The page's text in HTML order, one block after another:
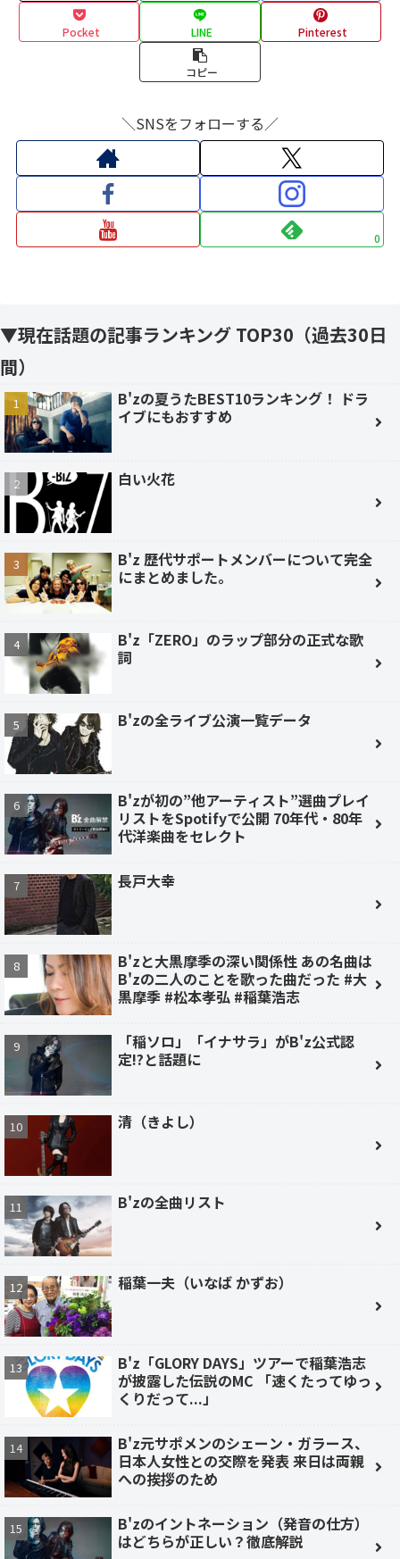
Pocket LINE Pinterest
コピー
＼SNSをフォローする／
0
▼現在話題の記事ランキング TOP30（過去30日
間）
B'zの夏うたBEST10ランキング！ ドラ
イブにもおすすめ
白い火花
B'z 歴代サポートメンバーについて完全
にまとめました。
B'z「ZERO」のラップ部分の正式な歌
詞
B'zの全ライブ公演一覧データ
B'zが初の”他アーティスト”選曲プレイ
リストをSpotifyで公開 70年代・80年
代洋楽曲をセレクト
長戸大幸
B'zと大黒摩季の深い関係性 あの名曲は
B'zの二人のことを歌った曲だった #大
黒摩季 #松本孝弘 #稲葉浩志
「稲ソロ」「イナサラ」がB'z公式認
定!?と話題に
清（きよし）
B'zの全曲リスト
稲葉一夫（いなば かずお）
B'z「GLORY DAYS」ツアーで稲葉浩志
が披露した伝説のMC 「速くたってゆっ
くりだって...」
B'z元サポメンのシェーン・ガラース、
日本人女性との交際を発表 来日は両親
への挨拶のため
B'zのイントネーション（発音の仕方）
はどちらが正しい？徹底解説